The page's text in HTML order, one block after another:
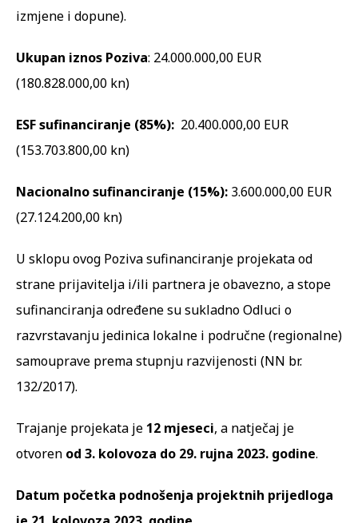
izmjene i dopune).
Ukupan iznos Poziva: 24.000.000,00 EUR
(180.828.000,00 kn)
ESF sufinanciranje (85%): 20.400.000,00 EUR
(153.703.800,00 kn)
Nacionalno sufinanciranje (15%): 3.600.000,00 EUR
(27.124.200,00 kn)
U sklopu ovog Poziva sufinanciranje projekata od
strane prijavitelja i/ili partnera je obavezno, a stope
sufinanciranja određene su sukladno Odluci o
razvrstavanju jedinica lokalne i područne (regionalne)
samouprave prema stupnju razvijenosti (NN br.
132/2017).
Trajanje projekata je 12 mjeseci, a natječaj je
otvoren od 3. kolovoza do 29. rujna 2023. godine.
Datum početka podnošenja projektnih prijedloga